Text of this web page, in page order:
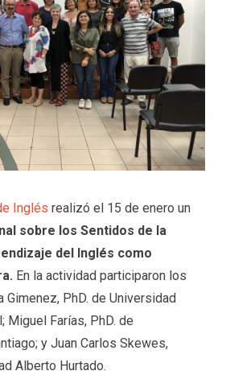
Inglés realizó el 15 de enero un
sobre los Sentidos de la
del Inglés como
En la actividad participaron los
Gimenez, PhD. de Universidad
Miguel Farías, PhD. de
y Juan Carlos Skewes,
Alberto Hurtado.